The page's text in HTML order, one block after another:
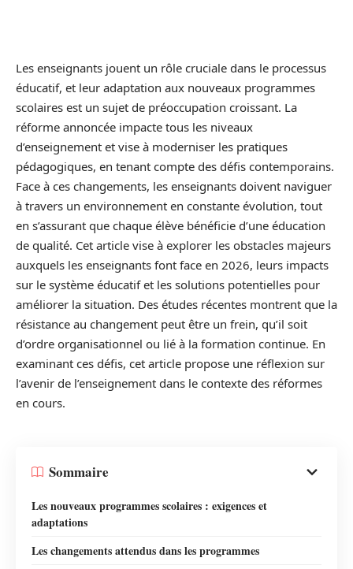
Les enseignants jouent un rôle cruciale dans le processus
éducatif, et leur adaptation aux nouveaux programmes
scolaires est un sujet de préoccupation croissant. La
réforme annoncée impacte tous les niveaux
d’enseignement et vise à moderniser les pratiques
pédagogiques, en tenant compte des défis contemporains.
Face à ces changements, les enseignants doivent naviguer
à travers un environnement en constante évolution, tout
en s’assurant que chaque élève bénéficie d’une éducation
de qualité. Cet article vise à explorer les obstacles majeurs
auxquels les enseignants font face en 2026, leurs impacts
sur le système éducatif et les solutions potentielles pour
améliorer la situation. Des études récentes montrent que la
résistance au changement peut être un frein, qu’il soit
d’ordre organisationnel ou lié à la formation continue. En
examinant ces défis, cet article propose une réflexion sur
l’avenir de l’enseignement dans le contexte des réformes
en cours.
Sommaire
Les nouveaux programmes scolaires : exigences et
adaptations
Les changements attendus dans les programmes